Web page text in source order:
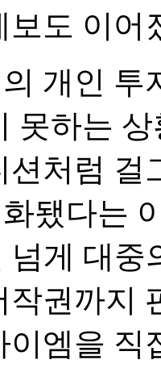
보도 이어
개인 투
못하는
션처럼 걸
됐다는
넘게 대
작권까지
이엠을 직